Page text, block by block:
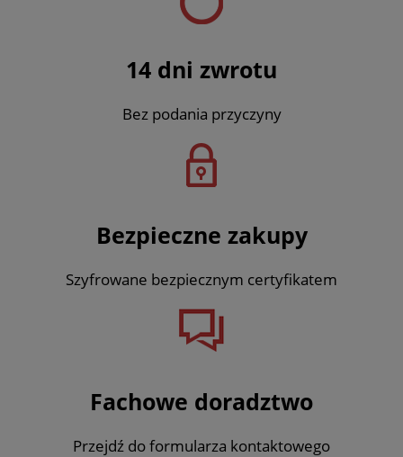
14 dni zwrotu
Bez podania przyczyny
Bezpieczne zakupy
Szyfrowane bezpiecznym certyfikatem
Fachowe doradztwo
Przejdź do formularza kontaktowego